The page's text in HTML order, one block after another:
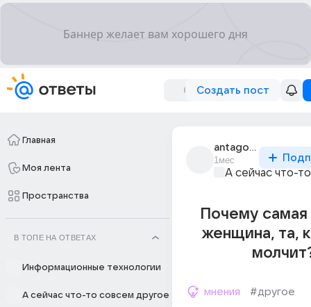
Создать пост
Главная
Моя лента
Пространства
В ТОПЕ НА ОТВЕТАХ
Информационные технологии
А сейчас что-то совсем другое
antagonlst
1мес
А сейчас что-
Почему
женщина, та,
мнения #другое